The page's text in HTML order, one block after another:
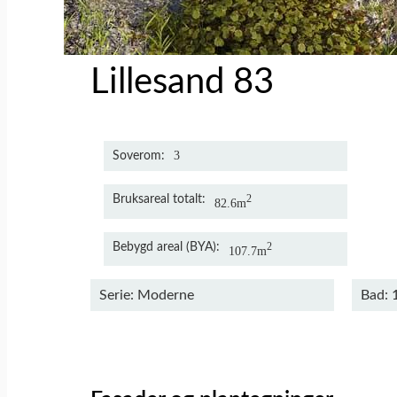
Lillesand 83
Soverom 3
Bruksareal totalt 82.6m2
Bebygd areal (BYA) 107.7m2
Serie: Moderne Bad: